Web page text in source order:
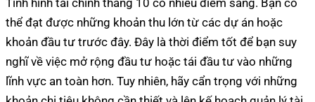
thể đạt được những khoản thu lớn từ các dự án hoặc
khoản đầu tư trước đây. Đây là thời điểm tốt để bạn suy
nghĩ về việc mở rộng đầu tư hoặc tái đầu tư vào những
lĩnh vực an toàn hơn. Tuy nhiên, hãy cẩn trọng với những